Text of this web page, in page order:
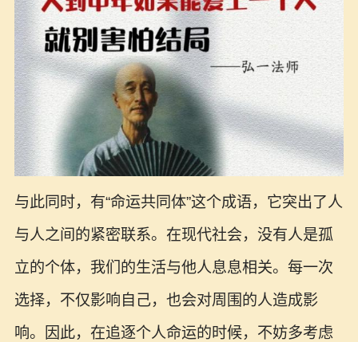
与此同时，有“命运共同体”这个成语，它突出了人
与人之间的紧密联系。在现代社会，没有人是孤
立的个体，我们的生活与他人息息相关。每一次
选择，不仅影响自己，也会对周围的人造成影
响。因此，在追逐个人命运的时候，不妨多考虑